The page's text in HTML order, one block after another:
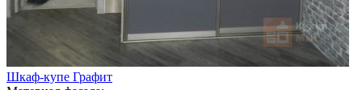
Шкаф-купе Графит